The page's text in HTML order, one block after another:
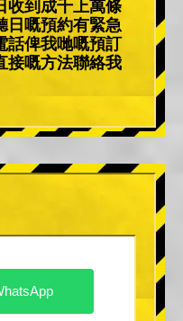
收到成千上萬條
日嘅預約有緊急
話俾我哋嘅預訂
接嘅方法聯絡我